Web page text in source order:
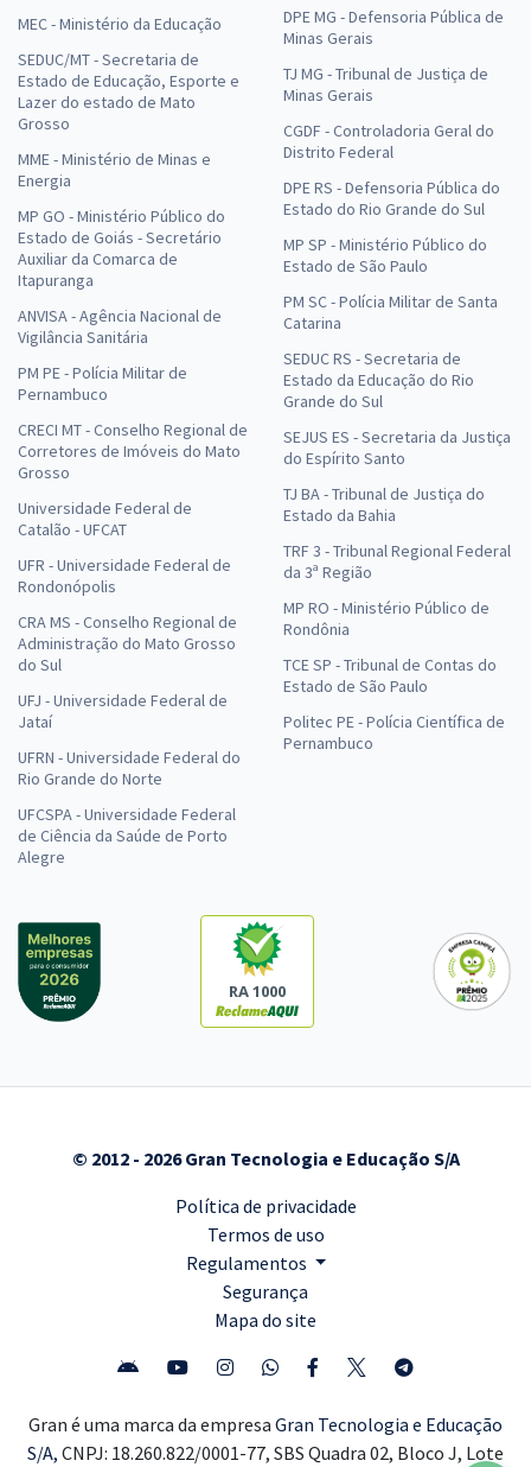
MEC - Ministério da Educação
SEDUC/MT - Secretaria de
Estado de Educação, Esporte e
Lazer do estado de Mato
Grosso
MME - Ministério de Minas e
Energia
MP GO - Ministério Público do
Estado de Goiás - Secretário
Auxiliar da Comarca de
Itapuranga
ANVISA - Agência Nacional de
Vigilância Sanitária
PM PE - Polícia Militar de
Pernambuco
CRECI MT - Conselho Regional de
Corretores de Imóveis do Mato
Grosso
Universidade Federal de
Catalão - UFCAT
UFR - Universidade Federal de
Rondonópolis
CRA MS - Conselho Regional de
Administração do Mato Grosso
do Sul
UFJ - Universidade Federal de
Jataí
UFRN - Universidade Federal do
Rio Grande do Norte
UFCSPA - Universidade Federal
de Ciência da Saúde de Porto
Alegre
DPE MG - Defensoria Pública de
Minas Gerais
TJ MG - Tribunal de Justiça de
Minas Gerais
CGDF - Controladoria Geral do
Distrito Federal
DPE RS - Defensoria Pública do
Estado do Rio Grande do Sul
MP SP - Ministério Público do
Estado de São Paulo
PM SC - Polícia Militar de Santa
Catarina
SEDUC RS - Secretaria de
Estado da Educação do Rio
Grande do Sul
SEJUS ES - Secretaria da Justiça
do Espírito Santo
TJ BA - Tribunal de Justiça do
Estado da Bahia
TRF 3 - Tribunal Regional Federal
da 3ª Região
MP RO - Ministério Público de
Rondônia
TCE SP - Tribunal de Contas do
Estado de São Paulo
Politec PE - Polícia Científica de
Pernambuco
RA 1000
© 2012 - 2026 Gran Tecnologia e Educação S/A
Política de privacidade
Termos de uso
Regulamentos
Segurança
Mapa do site
Gran é uma marca da empresa Gran Tecnologia e Educação
S/A, CNPJ: 18.260.822/0001-77, SBS Quadra 02, Bloco J, Lote